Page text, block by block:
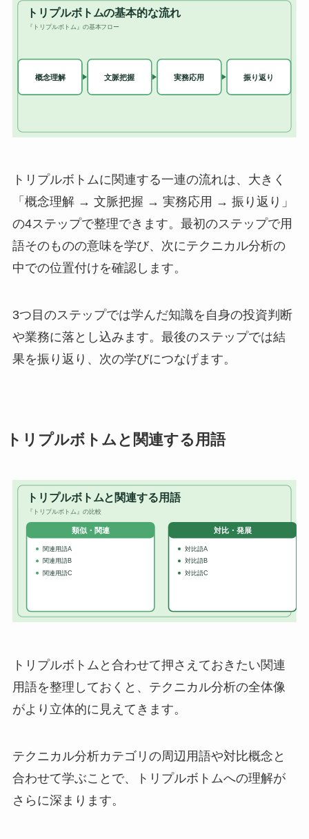
トリプルボトムに関連する一連の流れは、大きく
「概念理解 → 文脈把握 → 実務応用 → 振り返り」
の4ステップで整理できます。最初のステップで用
語そのものの意味を学び、次にテクニカル分析の
中での位置付けを確認します。
3つ目のステップでは学んだ知識を自身の投資判断
や業務に落とし込みます。最後のステップでは結
果を振り返り、次の学びにつなげます。
トリプルボトムと関連する用語
トリプルボトムと合わせて押さえておきたい関連
用語を整理しておくと、テクニカル分析の全体像
がより立体的に見えてきます。
テクニカル分析カテゴリの周辺用語や対比概念と
合わせて学ぶことで、トリプルボトムへの理解が
さらに深まります。